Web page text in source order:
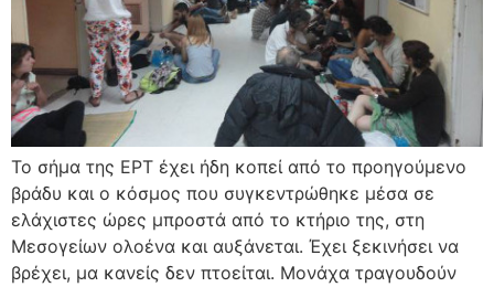
Το σήμα της ΕΡΤ έχει ήδη κοπεί από το προηγούμενο
βράδυ και ο κόσμος που συγκεντρώθηκε μέσα σε
ελάχιστες ώρες μπροστά από το κτήριο της, στη
Μεσογείων ολοένα και αυξάνεται. Έχει ξεκινήσει να
βρέχει, μα κανείς δεν πτοείται. Μονάχα τραγουδούν